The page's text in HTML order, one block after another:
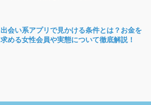
出会い系アプリで見かける条件とは？お金を
求める女性会員や実態について徹底解説！